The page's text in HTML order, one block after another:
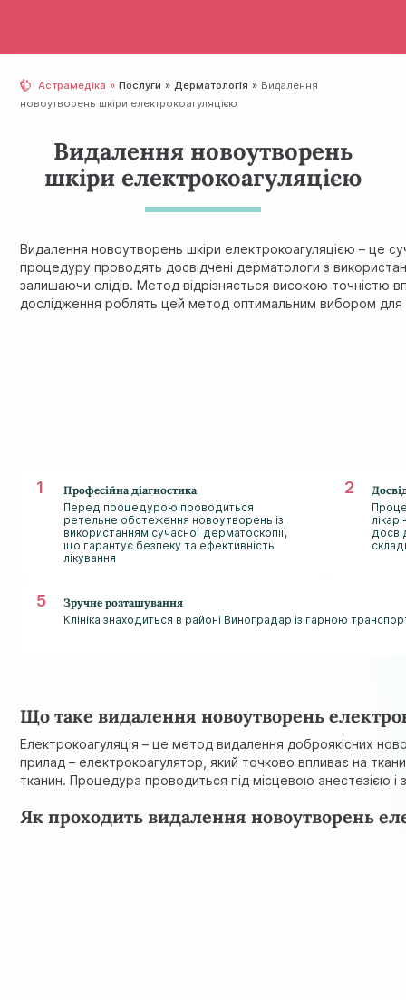
Астрамедіка Послуги Дерматологія
Видалення
новоутворень шкіри електрокоагуляцією
Видалення новоутворень
шкіри електрокоагуляцією
Видалення новоутворень шкіри електрокоагуляцією – це
процедуру проводять досвідчені дерматологи з
залишаючи слідів. Метод відрізняється високою точністю
дослідження роблять цей метод оптимальним вибором для
Професійна діагностика
Перед процедурою проводиться
ретельне обстеження новоутворень із
використанням сучасної дерматоскопії,
що гарантує безпеку та ефективність
лікування
Зручне розташування
Клініка знаходиться в районі Виноградар із гарною
Що таке видалення новоутворень
Електрокоагуляція – це метод видалення доброякісних
прилад – електрокоагулятор, який точково впливає на
тканин. Процедура проводиться під місцевою анестезією і
Як проходить видалення новоутворень